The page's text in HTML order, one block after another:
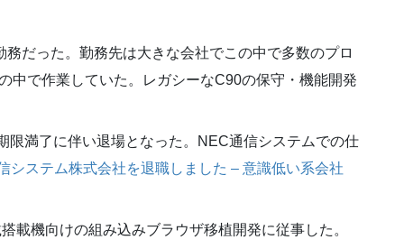
だった。勤務先は大きな会社でこの中で多数のプロ
中で作業していた。レガシーなC90の保守・機能開発
限満了に伴い退場となった。NEC通信システムでの仕
システム株式会社を退職しました – 意識低い系会社
載機向けの組み込みブラウザ移植開発に従事した。